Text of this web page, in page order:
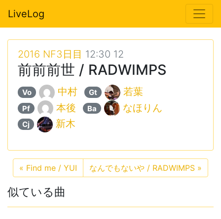
LiveLog
2016 NF3日目 12:30 12
前前前世 / RADWIMPS
Vo 中村 Gt 若葉
Pf 本後 Ba なほりん
Cj 新木
« Find me / YUI なんでもないや / RADWIMPS »
似ている曲